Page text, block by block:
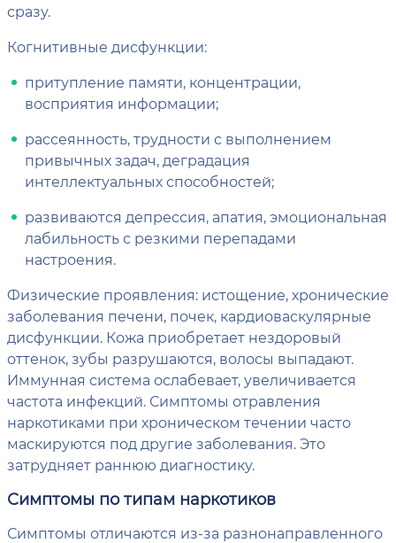
сразу.
Когнитивные дисфункции:
притупление памяти, концентрации,
восприятия информации;
рассеянность, трудности с выполнением
привычных задач, деградация
интеллектуальных способностей;
развиваются депрессия, апатия, эмоциональная
лабильность с резкими перепадами
настроения.
Физические проявления: истощение, хронические
заболевания печени, почек, кардиоваскулярные
дисфункции. Кожа приобретает нездоровый
оттенок, зубы разрушаются, волосы выпадают.
Иммунная система ослабевает, увеличивается
частота инфекций. Симптомы отравления
наркотиками при хроническом течении часто
маскируются под другие заболевания. Это
затрудняет раннюю диагностику.
Симптомы по типам наркотиков
Симптомы отличаются из-за разнонаправленного